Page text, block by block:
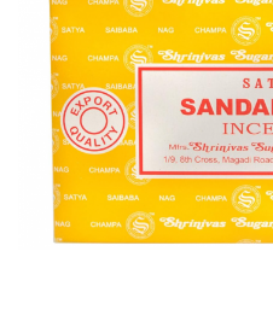
Decoratiuni
Gradinarit
Hobby-uri creative
Iluminat & Electrice
Jaluzele
Kit-uri automatizari porti si usi
garaj
Mobila dormitor